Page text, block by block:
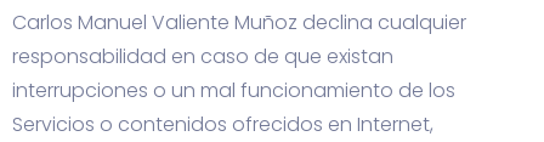
Carlos Manuel Valiente Muñoz declina cualquier
responsabilidad en caso de que existan
interrupciones o un mal funcionamiento de los
Servicios o contenidos ofrecidos en Internet,